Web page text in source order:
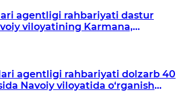
agentligi rahbariyati dastur
viloyatining Karmana,
agentligi rahbariyati dolzarb 40
Navoiy viloyatida o‘rganish